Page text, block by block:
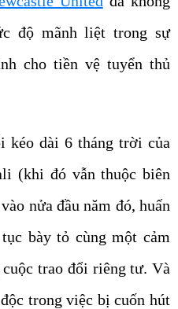
độ mãnh liệt trong sự
cho tiền vệ tuyển thủ
kéo dài 6 tháng trời của
(khi đó vẫn thuộc biên
nửa đầu năm đó, huấn
bày tỏ cùng một cảm
trao đổi riêng tư. Và
trong việc bị cuốn hút